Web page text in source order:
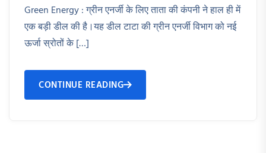
Green Energy : ग्रीन एनर्जी के लिए ताता की कंपनी ने हाल ही में
एक बड़ी डील की है।यह डील टाटा की ग्रीन एनर्जी विभाग को नई
ऊर्जा स्रोतों के […]
CONTINUE READING